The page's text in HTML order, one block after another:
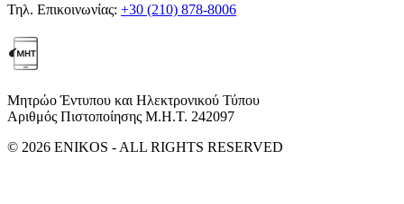
Τηλ. Επικοινωνίας: +30 (210) 878-8006
Μητρώο Έντυπου και Ηλεκτρονικού Τύπου
Αριθμός Πιστοποίησης Μ.Η.Τ. 242097
© 2026 ENIKOS - ALL RIGHTS RESERVED